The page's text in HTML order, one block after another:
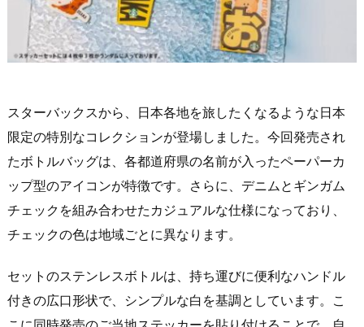
スターバックスから、日本各地を旅したくなるような日本
限定の特別なコレクションが登場しました。今回発売され
たボトルバッグは、各都道府県の名前が入ったペーパーカ
ップ型のアイコンが特徴です。さらに、デニムとギンガム
チェックを組み合わせたカジュアルな仕様になっており、
チェックの色は地域ごとに異なります。
セットのステンレスボトルは、持ち運びに便利なハンドル
付きの広口形状で、シンプルな白を基調としています。こ